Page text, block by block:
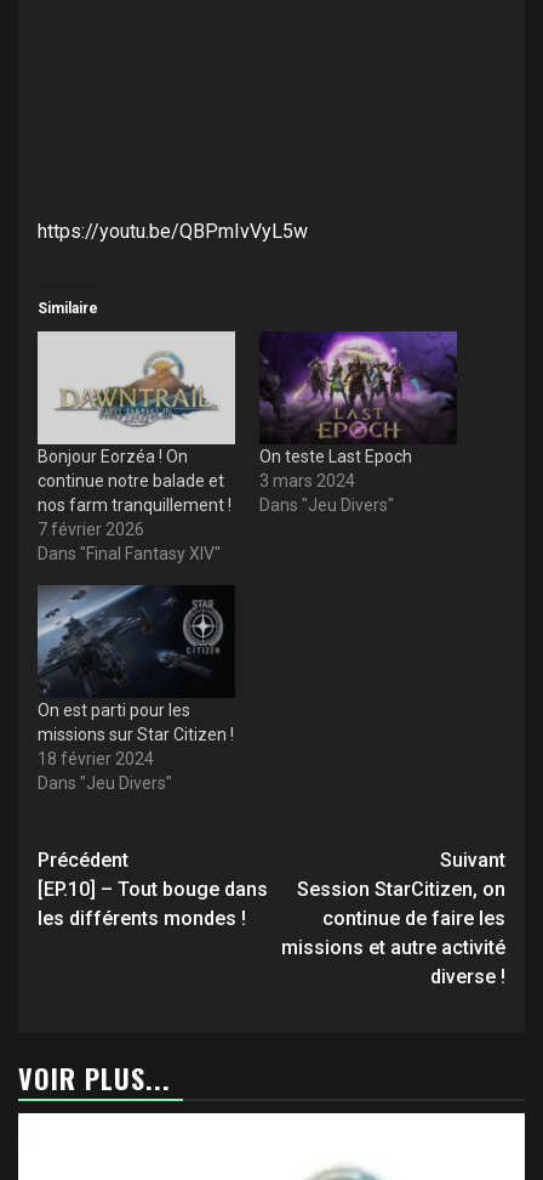
https://youtu.be/QBPmIvVyL5w
Similaire
Bonjour Eorzéa ! On
continue notre balade et
nos farm tranquillement !
7 février 2026
Dans "Final Fantasy XIV"
On teste Last Epoch
3 mars 2024
Dans "Jeu Divers"
On est parti pour les
missions sur Star Citizen !
18 février 2024
Dans "Jeu Divers"
Navigation
d’article
Précédent
[EP.10] – Tout bouge dans
les différents mondes !
Suivant
Session StarCitizen, on
continue de faire les
missions et autre activité
diverse !
VOIR PLUS...